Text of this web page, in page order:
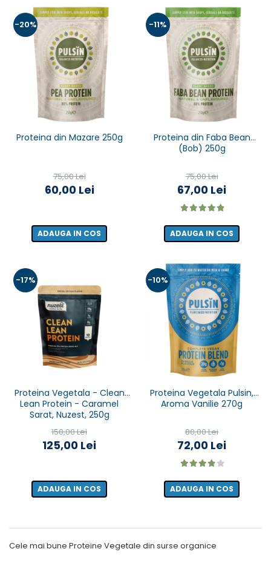
-20%
Proteina din Mazare 250g
75,00 Lei
60,00 Lei
ADAUGA IN COS
-11%
Proteina din Faba Bean
(Bob) 250g
75,00 Lei
67,00 Lei
ADAUGA IN COS
-17%
Proteina Vegetala - Clean
Lean Protein - Caramel
Sarat, Nuzest, 250g
150,00 Lei
125,00 Lei
ADAUGA IN COS
-10%
Proteina Vegetala Pulsin,
Aroma Vanilie 270g
80,00 Lei
72,00 Lei
ADAUGA IN COS
Cele mai bune Proteine Vegetale din surse organice